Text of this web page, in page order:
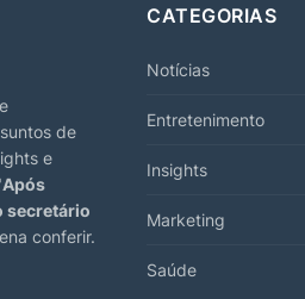
de
e
Após
secretário
conferir.
CATEGORIAS
Notícias
Entretenimento
Insights
Marketing
Saúde